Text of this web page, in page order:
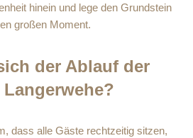
hinein und lege den Grundstein
großen Moment.
der Ablauf der
dass alle Gäste rechtzeitig sitzen,